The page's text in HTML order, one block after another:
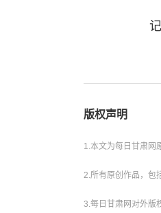
记
版权声明
1.本文为每日甘肃网
2.所有原创作品，包
3.每日甘肃网对外版